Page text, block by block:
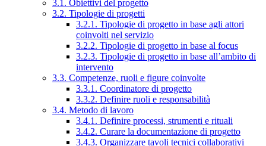
3.1. Obiettivi del progetto
3.2. Tipologie di progetti
3.2.1. Tipologie di progetto in base agli attori
coinvolti nel servizio
3.2.2. Tipologie di progetto in base al focus
3.2.3. Tipologie di progetto in base all’ambito di
intervento
3.3. Competenze, ruoli e figure coinvolte
3.3.1. Coordinatore di progetto
3.3.2. Definire ruoli e responsabilità
3.4. Metodo di lavoro
3.4.1. Definire processi, strumenti e rituali
3.4.2. Curare la documentazione di progetto
3.4.3. Organizzare tavoli tecnici collaborativi